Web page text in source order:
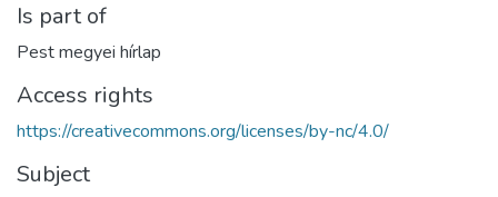
Is part of
Pest megyei hírlap
Access rights
https://creativecommons.org/licenses/by-nc/4.0/
Subject